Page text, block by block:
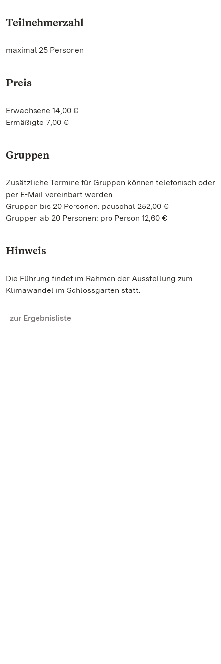
Teilnehmerzahl
maximal 25 Personen
Preis
Erwachsene 14,00 €
Ermäßigte 7,00 €
Gruppen
Zusätzliche Termine für Gruppen können telefonisch oder
per E-Mail vereinbart werden.
Gruppen bis 20 Personen: pauschal 252,00 €
Gruppen ab 20 Personen: pro Person 12,60 €
Hinweis
Die Führung findet im Rahmen der Ausstellung zum
Klimawandel im Schlossgarten statt.
zur Ergebnisliste